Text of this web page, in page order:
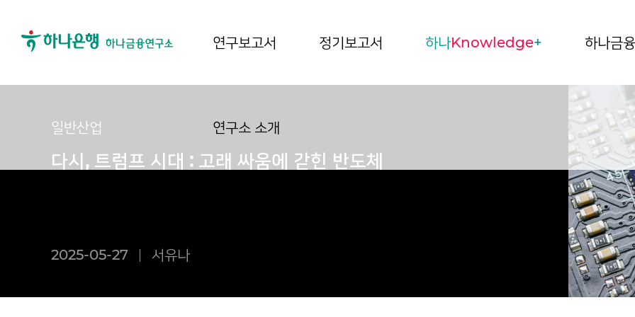
연구보고서 정기보고서 하나Knowledge+ 하나금
연구소 소개
일반산업
다시, 트럼프 시대 : 고래 싸움에 갇힌 반도체
2025-05-27 서유나